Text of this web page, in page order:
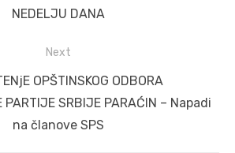
NEDELJU DANA
Next
OPŠTINSKOG ODBORA
PARTIJE SRBIJE PARAĆIN – Napadi
na članove SPS